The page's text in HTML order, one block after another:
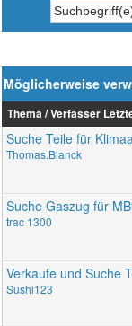
Möglicherweise
Thema / Verfasser
Suche Teile für
Thomas.Blanck
Suche Gaszug für
trac 1300
Verkaufe und Suche
Sushi123